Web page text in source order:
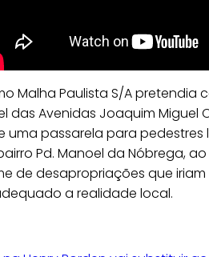
Malha Paulista S/A
das Avenidas Joaquim Miguel
uma passarela para
Pd. Manoel da Nóbrega,
de desapropriações que
a realidade local.